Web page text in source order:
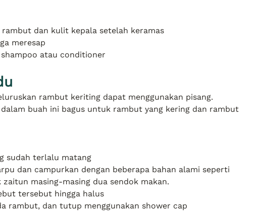
rambut dan kulit kepala setelah keramas
meresap
atau conditioner
rambut keriting dapat menggunakan pisang.
buah ini bagus untuk rambut yang kering dan rambut
sudah terlalu matang
dan campurkan dengan beberapa bahan alami seperti
masing-masing dua sendok makan.
tersebut hingga halus
rambut, dan tutup menggunakan shower cap